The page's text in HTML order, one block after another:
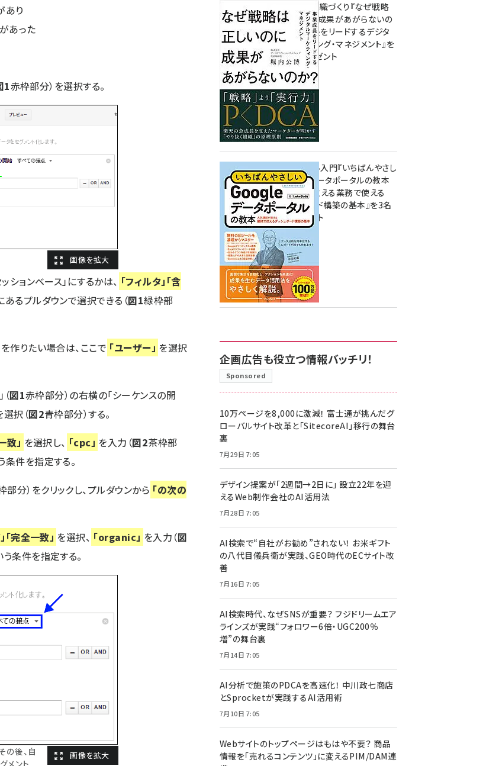
あり
あった
1赤枠部分）を選択する。
ションベース」にするかは、 「フィルタ」「含
るプルダウンで選択できる（図1緑枠部
作りたい場合は、ここで 「ユーザー」 を選択
図1赤枠部分）の右横の「シーケンスの開
選択（図2青枠部分）する。
致」 を選択し、 「cpc」 を入力（図2茶枠部
条件を指定する。
部分）をクリックし、プルダウンから 「の次の
「完全一致」 を選択、 「organic」 を入力（図
条件を指定する。
の後、自
成果を生む組織づくり『なぜ戦略
は正しいのに成果があがらないの
か？ 事業成長をリードするデジタ
ルマーケティング・マネジメント』を
3名様にプレゼント
10:00
無料BIツール入門『いちばんやさし
いGoogleデータポータルの教本
人気講師が教える業務で使える
ダッシュボード構築の基本』を3名
様にプレゼント
7月31日 10:00
企画広告も役立つ情報バッチリ！
Sponsored
10万ページを8,000に激減！ 富士通が挑んだグ
ローバルサイト改革と「SitecoreAI」移行の舞台
裏
7月29日 7:05
デザイン提案が「2週間→2日に」 設立22年を迎
えるWeb制作会社のAI活用法
7月28日 7:05
AI検索で“自社がお勧め”されない！ お米ギフト
の八代目儀兵衛が実践、GEO時代のECサイト改
善
7月16日 7:05
AI検索時代、なぜSNSが重要？ フジドリームエア
ラインズが実践“フォロワー6倍・UGC200％
増”の舞台裏
7月14日 7:05
AI分析で施策のPDCAを高速化！ 中川政七商店
とSprocketが実践するAI活用術
7月10日 7:05
Webサイトのトップページはもはや不要？ 商品
情報を「売れるコンテンツ」に変えるPIM/DAM連